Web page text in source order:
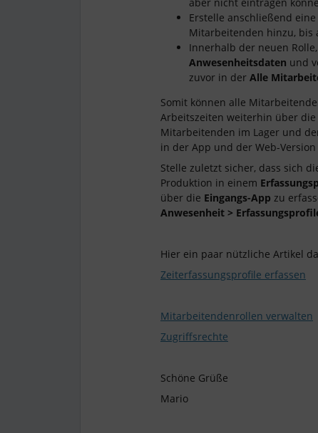
Erstelle anschließend eine
Mitarbeitenden hinzu, bis
Innerhalb der neuen
Anwesenheitsdaten und
zuvor in der Alle
Somit können alle
Arbeitszeiten weiterhin über
Mitarbeitenden im Lager und
in der App und der Web-
Stelle zuletzt sicher, dass sich
Produktion in einem
über die Eingangs-App zu
Anwesenheit >
Hier ein paar nützliche Artikel
Zeiterfassungsprofile erfassen
Mitarbeitendenrollen verwalten
Zugriffsrechte
Schöne Grüße
Mario